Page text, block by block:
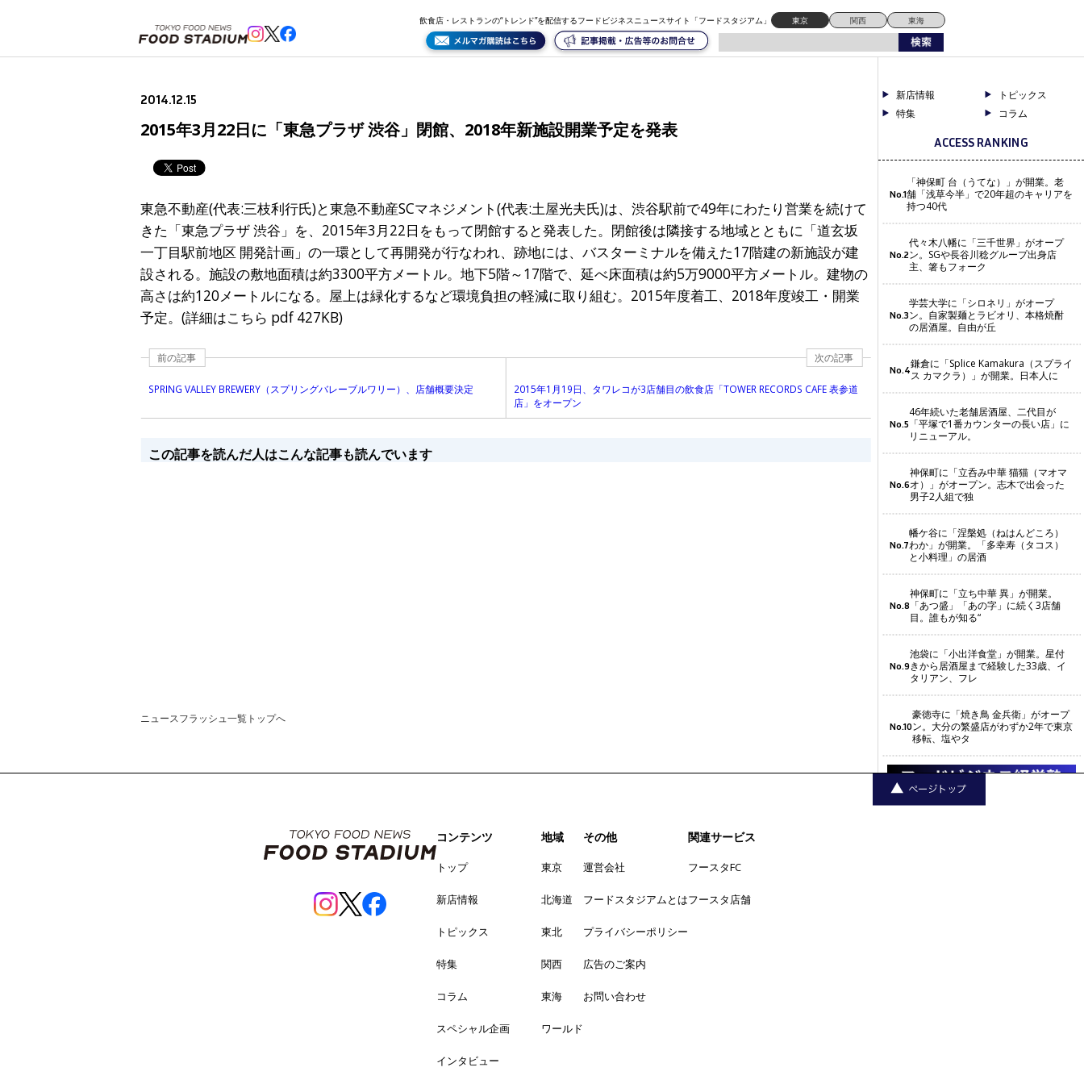
飲食店・レストランの“トレンド”を配信するフードビジネスニュースサイト「フードスタジアム」 東京 関西 東海
2014.12.15
2015年3月22日に「東急プラザ 渋谷」閉館、2018年新施設開業予定を発表
東急不動産(代表:三枝利行氏)と東急不動産SCマネジメント(代表:土屋光夫氏)は、渋谷駅前で49年にわたり営業を続けて
きた「東急プラザ 渋谷」を、2015年3月22日をもって閉館すると発表した。閉館後は隣接する地域とともに「道玄坂
一丁目駅前地区 開発計画」の一環として再開発が行なわれ、跡地には、バスターミナルを備えた17階建の新施設が建
設される。施設の敷地面積は約3300平方メートル。地下5階～17階で、延べ床面積は約5万9000平方メートル。建物の
高さは約120メートルになる。屋上は緑化するなど環境負担の軽減に取り組む。2015年度着工、2018年度竣工・開業
予定。(詳細はこちら pdf 427KB)
前の記事
SPRING VALLEY BREWERY（スプリングバレーブルワリー）、店舗概要決定
次の記事
2015年1月19日、タワレコが3店舗目の飲食店「TOWER RECORDS CAFE 表参道
店」をオープン
この記事を読んだ人はこんな記事も読んでいます
ニュースフラッシュ一覧トップへ
新店情報
トピックス
特集
コラム
ACCESS RANKING
No.1
「神保町 台（うてな）」が開業。老
舗「浅草今半」で20年超のキャリアを
持つ40代
No.2
代々木八幡に「三千世界」がオープ
ン。SGや長谷川稔グループ出身店
主、箸もフォーク
No.3
学芸大学に「シロネリ」がオープ
ン。自家製麺とラビオリ、本格焼酎
の居酒屋。自由が丘
No.4鎌倉に「Splice Kamakura（スプライ
ス カマクラ）」が開業。日本人に
No.5
46年続いた老舗居酒屋、二代目が
「平塚で1番カウンターの長い店」に
リニューアル。
No.6
神保町に「立呑み中華 猫猫（マオマ
オ）」がオープン。志木で出会った
男子2人組で独
No.7
幡ケ谷に「涅槃処（ねはんどころ）
わか」が開業。「多幸寿（タコス）
と小料理」の居酒
No.8
神保町に「立ち中華 異」が開業。
「あつ盛」「あの字」に続く3店舗
目。誰もが知る“
No.9
池袋に「小出洋食堂」が開業。星付
きから居酒屋まで経験した33歳、イ
タリアン、フレ
No.10
豪徳寺に「焼き鳥 金兵衛」がオープ
ン。大分の繁盛店がわずか2年で東京
移転、塩やタ
コンテンツ
トップ
新店情報
トピックス
特集
コラム
スペシャル企画
インタビュー
地域
東京
北海道
東北
関西
東海
ワールド
その他
運営会社
フードスタジアムとは
プライバシーポリシー
広告のご案内
お問い合わせ
関連サービス
フースタFC
フースタ店舗